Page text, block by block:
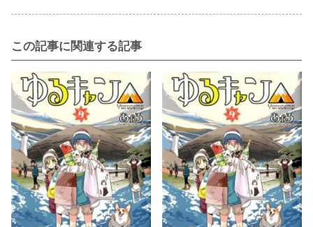
この記事に関連する記事